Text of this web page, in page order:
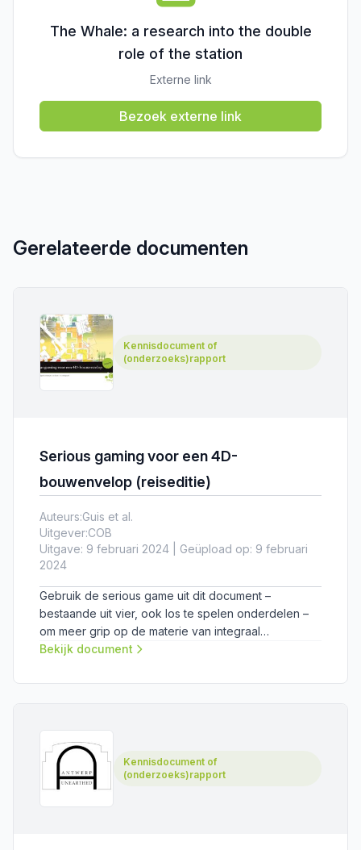
The Whale: a research into the double
role of the station
Externe link
Bezoek externe link
Gerelateerde documenten
Kennisdocument of
(onderzoeks)rapport
Serious gaming voor een 4D-
bouwenvelop (reiseditie)
Auteurs:Guis et al.
Uitgever:COB
Uitgave: 9 februari 2024 | Geüpload op: 9 februari
2024
Gebruik de serious game uit dit document –
bestaande uit vier, ook los te spelen onderdelen –
om meer grip op de materie van integraal
ontwerpen.
Bekijk document
Kennisdocument of
(onderzoeks)rapport